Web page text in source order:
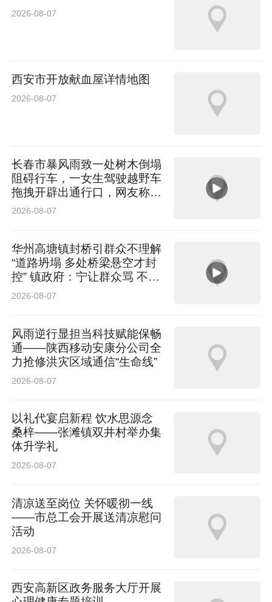
辆。吉利星愿5月销量达36426辆；吉利银河星舰
7 EM-i销量势头稳健，5月销量14185辆。
22日上市，凭借设计、座舱、驾控、安全、智
能“五大豪华”越级实力以及全车超100处豪华细
导价9.88万起。上市23小时，大定便突破1万
台，展现出下一个爆款潜质。
5月28日，全新吉利星愿正式上市，全系续航全
面升级：310公里升级至410公里，410公里升级
万元-9.18万元。全新吉利星愿为用户带来超100
项产品力升级，实现超25项同级唯一，以代际领
先的技术为用户提供越级体验。作为2025年中国
破70万辆，今年一季度跻身全球新能源销量前
三，是中国品牌唯一进入全球新能源汽车销量前
三的车型。
活动现场，吉利汽车宣布与中央广播电视总台达
成深度合作，吉利银河品牌正式成为“中央广播电
视总台2026年美加墨世界杯转播合作伙伴”，并
2026-08-07
西安市开放献血屋详情地图
2026-08-07
长春市暴风雨致一处树木倒塌
阻碍行车，一女生驾驶越野车
拖拽开辟出通行口，网友称赞
女司机拖拽时放缆旗还慢速！
2026-08-07
华州高塘镇封桥引群众不理解
“道路坍塌 多处桥梁悬空才封
控” 镇政府：宁让群众骂 不让
群众哭
2026-08-07
风雨逆行显担当科技赋能保畅
通——陕西移动安康分公司全
力抢修洪灾区域通信“生命线”
2026-08-07
以礼代宴启新程 饮水思源念
桑梓——张滩镇双井村举办集
体升学礼
2026-08-07
清凉送至岗位 关怀暖彻一线
——市总工会开展送清凉慰问
活动
2026-08-07
西安高新区政务服务大厅开展